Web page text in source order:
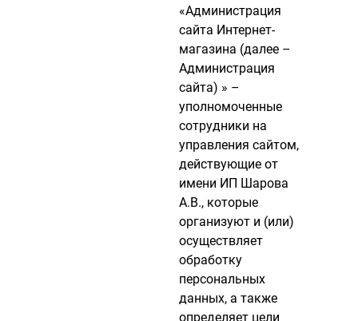
«Администрация
сайта Интернет-
магазина (далее –
Администрация
сайта) » –
уполномоченные
сотрудники на
управления сайтом,
действующие от
имени ИП Шарова
А.В., которые
организуют и (или)
осуществляет
обработку
персональных
данных, а также
определяет цели